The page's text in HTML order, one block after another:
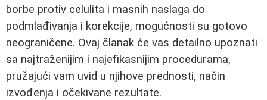
borbe protiv celulita i masnih naslaga do
podmlađivanja i korekcije, mogućnosti su gotovo
neograničene. Ovaj članak će vas detailno upoznati
sa najtraženijim i najefikasnijim procedurama,
pružajući vam uvid u njihove prednosti, način
izvođenja i očekivane rezultate.